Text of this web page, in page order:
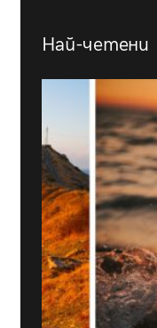
Най-четени